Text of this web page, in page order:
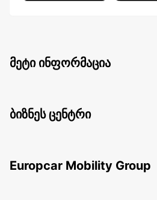
მეტი ინფორმაცია
ბიზნეს ცენტრი
Europcar Mobility Group